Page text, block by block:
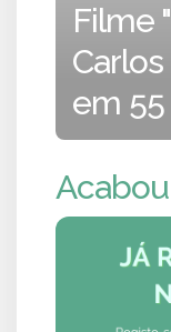
Filme
em